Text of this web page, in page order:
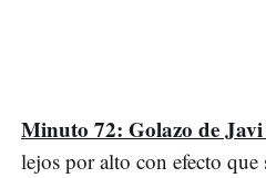
Minuto 72: Golazo de
lejos por alto con efecto